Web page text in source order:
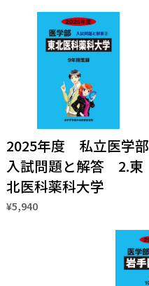
2025年度 私立医学部
入試問題と解答 2.東
北医科薬科大学
¥5,940